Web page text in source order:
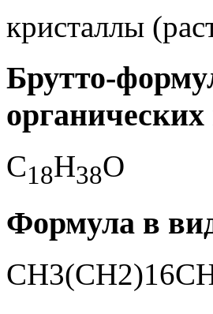
кристаллы
Брутто-
C18H38O
Формула в